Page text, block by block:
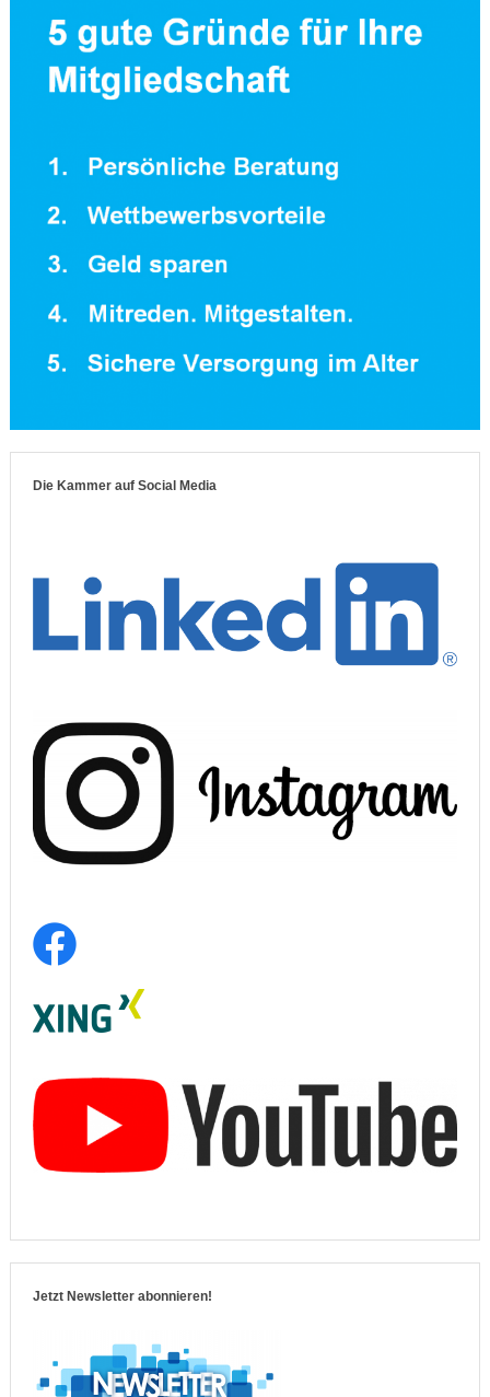
Die Kammer auf Social Media
Jetzt Newsletter abonnieren!